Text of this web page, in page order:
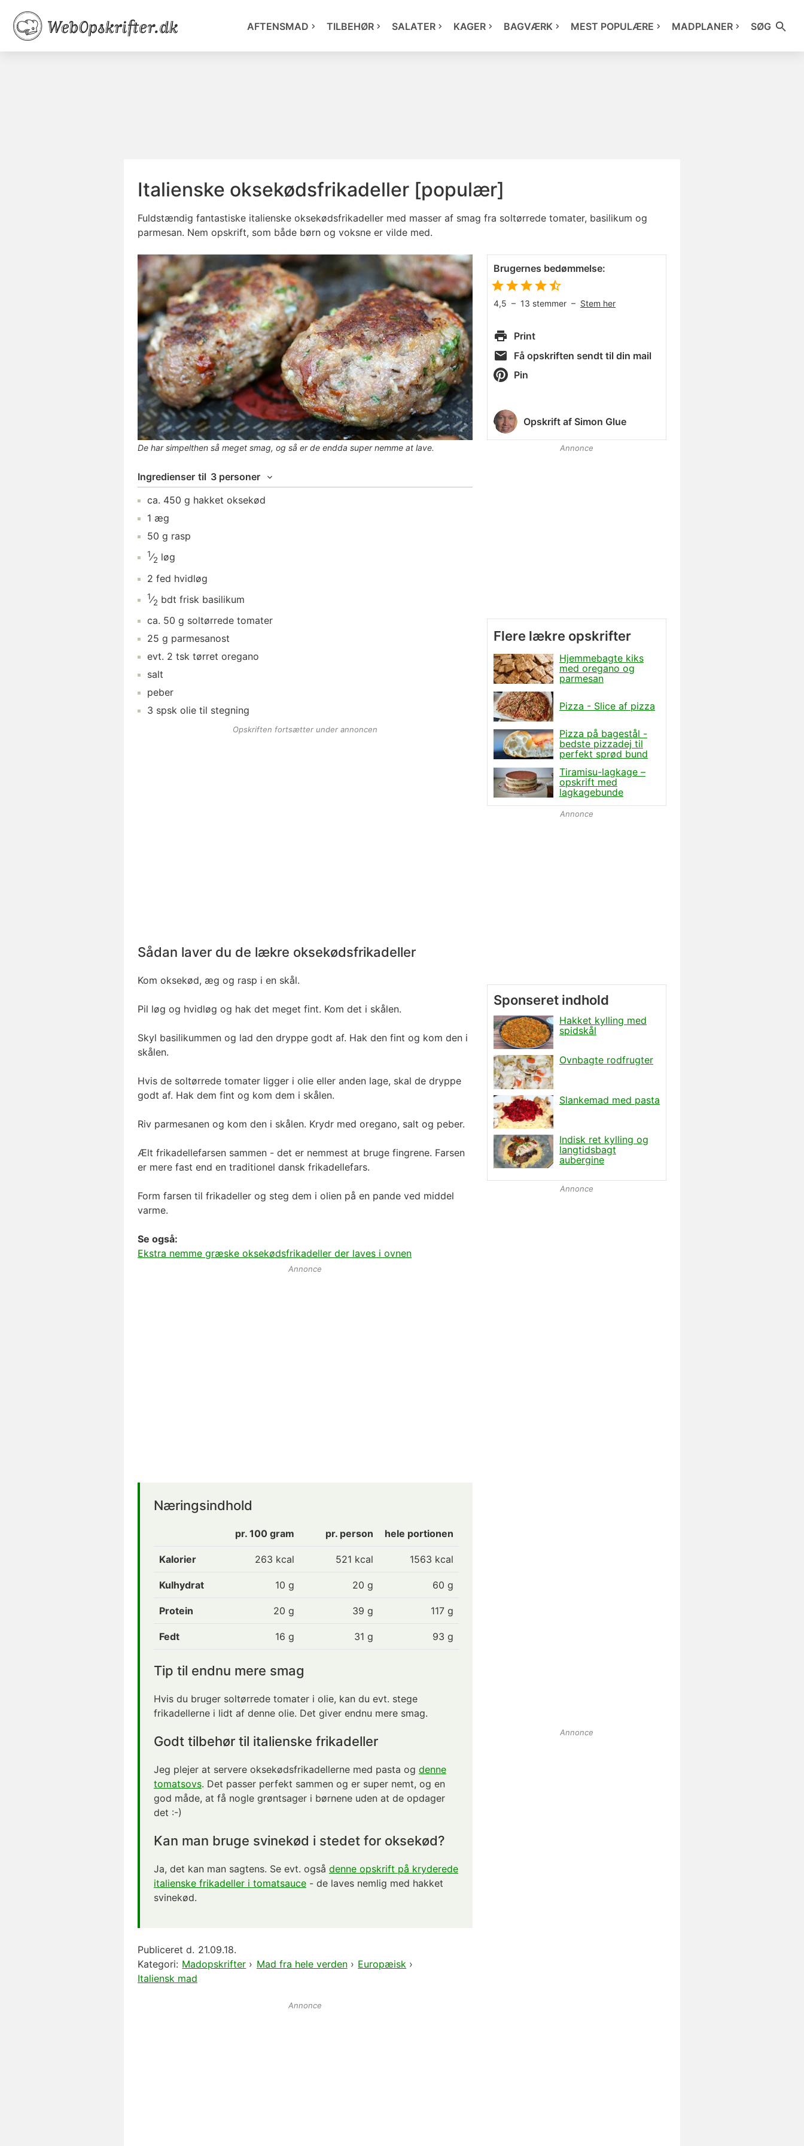
AFTENSMAD TILBEHØR SALATER KAGER BAGVÆRK MEST POPULÆRE MADPLANER SØG
Italienske oksekødsfrikadeller [populær]
Fuldstændig fantastiske italienske oksekødsfrikadeller med masser af smag fra soltørrede tomater, basilikum og
parmesan. Nem opskrift, som både børn og voksne er vilde med.
De har simpelthen så meget smag, og så er de endda super nemme at lave.
Ingredienser til 3 personer
ca. 450 g hakket oksekød
1 æg
50 g rasp
1⁄2 løg
2 fed hvidløg
1⁄2 bdt frisk basilikum
ca. 50 g soltørrede tomater
25 g parmesanost
evt. 2 tsk tørret oregano
salt
peber
3 spsk olie til stegning
Opskriften fortsætter under annoncen
Sådan laver du de lækre oksekødsfrikadeller
Kom oksekød, æg og rasp i en skål.
Pil løg og hvidløg og hak det meget fint. Kom det i skålen.
Skyl basilikummen og lad den dryppe godt af. Hak den fint og kom den i
skålen.
Hvis de soltørrede tomater ligger i olie eller anden lage, skal de dryppe
godt af. Hak dem fint og kom dem i skålen.
Riv parmesanen og kom den i skålen. Krydr med oregano, salt og peber.
Ælt frikadellefarsen sammen - det er nemmest at bruge fingrene. Farsen
er mere fast end en traditionel dansk frikadellefars.
Form farsen til frikadeller og steg dem i olien på en pande ved middel
varme.
Se også:
Ekstra nemme græske oksekødsfrikadeller der laves i ovnen
Annonce
Næringsindhold
pr. 100 gram pr. person hele portionen
Kalorier 263 kcal 521 kcal 1563 kcal
Kulhydrat 10 g 20 g 60 g
Protein 20 g 39 g 117 g
Fedt 16 g 31 g 93 g
Tip til endnu mere smag
Hvis du bruger soltørrede tomater i olie, kan du evt. stege
frikadellerne i lidt af denne olie. Det giver endnu mere smag.
Godt tilbehør til italienske frikadeller
Jeg plejer at servere oksekødsfrikadellerne med pasta og denne
tomatsovs. Det passer perfekt sammen og er super nemt, og en
god måde, at få nogle grøntsager i børnene uden at de opdager
det :-)
Kan man bruge svinekød i stedet for oksekød?
Ja, det kan man sagtens. Se evt. også denne opskrift på kryderede
italienske frikadeller i tomatsauce - de laves nemlig med hakket
svinekød.
Publiceret d. 21.09.18.
Kategori: Madopskrifter › Mad fra hele verden› Europæisk ›
Italiensk mad
Annonce
Brugernes bedømmelse:
4,5 – 13 stemmer – Stem her
Print
Få opskriften sendt til din mail
Pin
Opskrift af Simon Glue
Annonce
Flere lækre opskrifter
Hjemmebagte kiks
med oregano og
parmesan
Pizza - Slice af pizza
Pizza på bagestål -
bedste pizzadej til
perfekt sprød bund
Tiramisu-lagkage –
opskrift med
lagkagebunde
Annonce
Annonce
Annonce